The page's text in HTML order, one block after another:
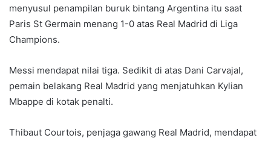
menyusul penampilan buruk bintang Argentina itu saat
Paris St Germain menang 1-0 atas Real Madrid di Liga
Champions.
Messi mendapat nilai tiga. Sedikit di atas Dani Carvajal,
pemain belakang Real Madrid yang menjatuhkan Kylian
Mbappe di kotak penalti.
Thibaut Courtois, penjaga gawang Real Madrid, mendapat